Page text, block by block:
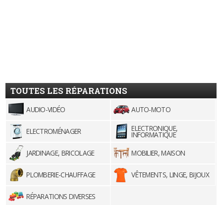
TOUTES LES RÉPARATIONS
AUDIO-VIDÉO AUTO-MOTO
ELECTROMÉNAGER ELECTRONIQUE,
INFORMATIQUE
JARDINAGE, BRICOLAGE
MOBILIER, MAISON
PLOMBERIE-CHAUFFAGE VÊTEMENTS, LINGE, BIJOUX
RÉPARATIONS DIVERSES